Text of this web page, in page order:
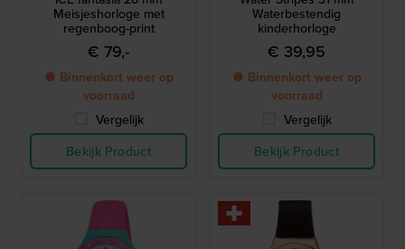
Meisjeshorloge met
regenboog-print
€ 79,-
● Binnenkort weer op
voorraad
Vergelijk
Bekijk Product
Waterbestendig
kinderhorloge
€ 39,95
● Binnenkort weer op
voorraad
Vergelijk
Bekijk Product